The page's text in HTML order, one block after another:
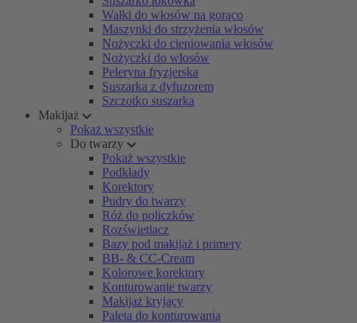
Wałki do włosów na gorąco
Maszynki do strzyżenia włosów
Nożyczki do cieniowania włosów
Nożyczki do włosów
Peleryna fryzjerska
Suszarka z dyfuzorem
Szczotko suszarka
Makijaż
Pokaż wszystkie
Do twarzy
Pokaż wszystkie
Podkłady
Korektory
Pudry do twarzy
Róż do policzków
Rozświetlacz
Bazy pod makijaż i primery
BB- & CC-Cream
Kolorowe korektory
Konturowanie twarzy
Makijaż kryjący
Paleta do konturowania